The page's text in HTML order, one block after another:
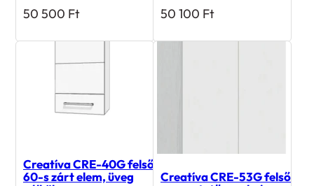
60-s zárt elem, üveg
nélkül
Creatíva CRE-53G felső
csepegtetős szekrény